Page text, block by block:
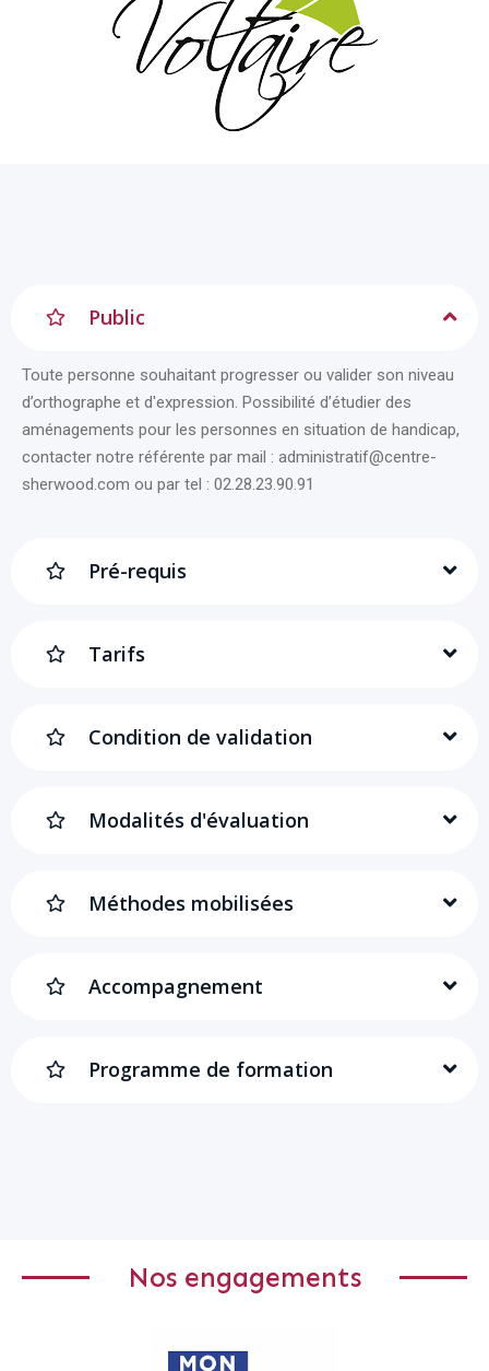
Public
Toute personne souhaitant progresser ou valider son niveau
d’orthographe et d'expression. Possibilité d’étudier des
aménagements pour les personnes en situation de handicap,
contacter notre référente par mail : administratif@centre-
sherwood.com ou par tel : 02.28.23.90.91
Pré-requis
Tarifs
Condition de validation
Modalités d'évaluation
Méthodes mobilisées
Accompagnement
Programme de formation
Nos engagements